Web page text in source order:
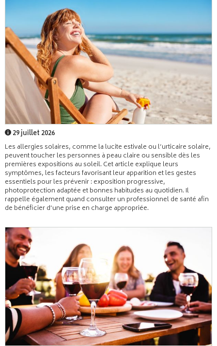
29 juillet 2026
Les allergies solaires, comme la lucite estivale ou l’urticaire solaire,
peuvent toucher les personnes à peau claire ou sensible dès les
premières expositions au soleil. Cet article explique leurs
symptômes, les facteurs favorisant leur apparition et les gestes
essentiels pour les prévenir : exposition progressive,
photoprotection adaptée et bonnes habitudes au quotidien. Il
rappelle également quand consulter un professionnel de santé afin
de bénéficier d’une prise en charge appropriée.